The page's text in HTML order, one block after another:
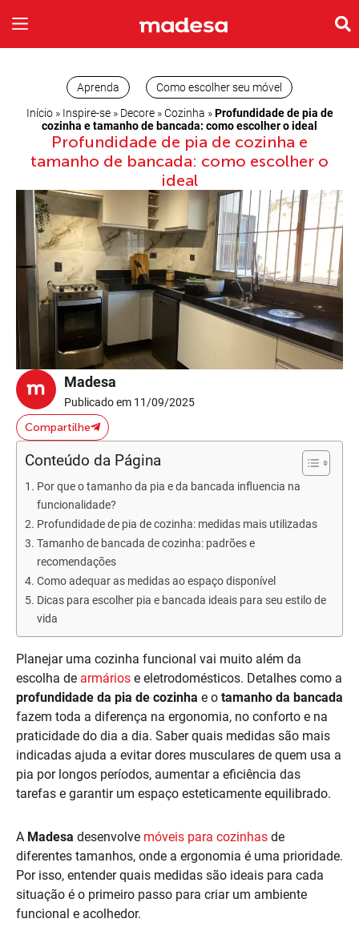
Início» Inspire-se» Decore»Cozinha »Profundidade de pia de
cozinha e tamanho de bancada: como escolher o ideal
Aprenda Como escolher seu móvel
Profundidade de pia de cozinha e
tamanho de bancada: como escolher o
ideal
Madesa
Publicado em 11/09/2025
Compartilhe
Conteúdo da Página
Por que o tamanho da pia e da bancada influencia na
funcionalidade?
Profundidade de pia de cozinha: medidas mais utilizadas
Tamanho de bancada de cozinha: padrões e
recomendações
Como adequar as medidas ao espaço disponível
Dicas para escolher pia e bancada ideais para seu estilo de
vida
Planejar uma cozinha funcional vai muito além da
escolha de armários e eletrodomésticos. Detalhes como a
profundidade da pia de cozinha e o tamanho da bancada
fazem toda a diferença na ergonomia, no conforto e na
praticidade do dia a dia. Saber quais medidas são mais
indicadas ajuda a evitar dores musculares de quem usa a
pia por longos períodos, aumentar a eficiência das
tarefas e garantir um espaço esteticamente equilibrado.
A Madesa desenvolve móveis para cozinhas de
diferentes tamanhos, onde a ergonomia é uma prioridade.
Por isso, entender quais medidas são ideais para cada
situação é o primeiro passo para criar um ambiente
funcional e acolhedor.